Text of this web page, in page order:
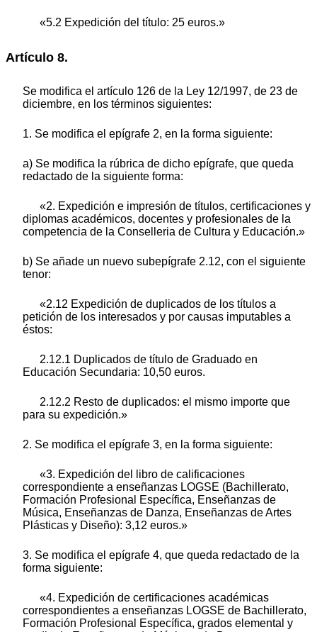
«5.2 Expedición del título: 25 euros.»
Artículo 8.
Se modifica el artículo 126 de la Ley 12/1997, de 23 de
diciembre, en los términos siguientes:
1. Se modifica el epígrafe 2, en la forma siguiente:
a) Se modifica la rúbrica de dicho epígrafe, que queda
redactado de la siguiente forma:
«2. Expedición e impresión de títulos, certificaciones y
diplomas académicos, docentes y profesionales de la
competencia de la Conselleria de Cultura y Educación.»
b) Se añade un nuevo subepígrafe 2.12, con el siguiente
tenor:
«2.12 Expedición de duplicados de los títulos a
petición de los interesados y por causas imputables a
éstos:
2.12.1 Duplicados de título de Graduado en
Educación Secundaria: 10,50 euros.
2.12.2 Resto de duplicados: el mismo importe que
para su expedición.»
2. Se modifica el epígrafe 3, en la forma siguiente:
«3. Expedición del libro de calificaciones
correspondiente a enseñanzas LOGSE (Bachillerato,
Formación Profesional Específica, Enseñanzas de
Música, Enseñanzas de Danza, Enseñanzas de Artes
Plásticas y Diseño): 3,12 euros.»
3. Se modifica el epígrafe 4, que queda redactado de la
forma siguiente:
«4. Expedición de certificaciones académicas
correspondientes a enseñanzas LOGSE de Bachillerato,
Formación Profesional Específica, grados elemental y